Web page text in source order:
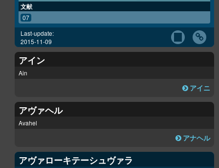
文献
07
Last-update:
2015-11-09
アイン
Ain
アイニ
アヴァヘル
Avahel
アナヘル
アヴァローキテーシュヴァラ